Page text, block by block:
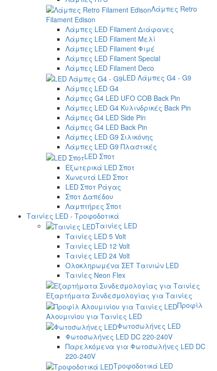
Λάμπες Retro
Filament Edison
Λάμπες LED Filament Διάφανες
Λάμπες LED Filament Μελί
Λάμπες LED Filament Φιμέ
Λάμπες LED Filament Special
Λάμπες LED Filament Deco
LED Λάμπες G4 - G9
Λάμπες LED G4
Λάμπες G4 LED UFO COB Back Pin
Λάμπες LED G4 Κυλινδρικές Back Pin
Λάμπες G4 LED Side Pin
Λάμπες G4 LED Back Pin
Λάμπες LED G9 Σιλικόνης
Λάμπες LED G9 Πλαστικές
LED Σποτ
Εξωτερικά LED Σποτ
Χωνευτά LED Σποτ
LED Σποτ Ράγας
Σποτ Δαπέδου
Λαμπτήρες Σποτ
Ταινίες LED - Τροφοδοτικά
Ταινίες LED
Ταινίες LED 5 Volt
Ταινίες LED 12 Volt
Ταινίες LED 24 Volt
Ολοκληρωμένα ΣΕΤ Ταινιών LED
Ταινίες Neon Flex
Εξαρτήματα Συνδεσμολογίας για Ταινίες
Προφίλ
Αλουμινίου για Ταινίες LED
Φωτοσωλήνες LED
Φωτοσωλήνες LED DC 220-240V
Παρελκόμενα για Φωτοσωλήνες LED DC
220-240V
Τροφοδοτικά LED